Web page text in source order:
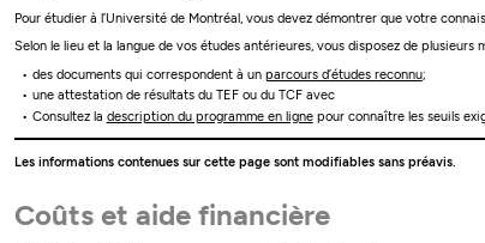
Pour étudier à l’Université de Montréal, vous devez démontrer que votre
Selon le lieu et la langue de vos études antérieures, vous disposez de plusieurs
des documents qui correspondent à un parcours d’études reconnu;
une attestation de résultats du TEF ou du TCF avec
Consultez la description du programme en lignepour connaître les seuils
Les informations contenues sur cette page sont modifiables sans préavis.
Coûts et aide financière